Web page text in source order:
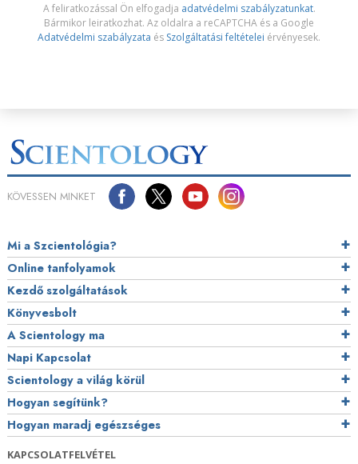
A feliratkozással Ön elfogadja adatvédelmi szabályzatunkat.
Bármikor leiratkozhat. Az oldalra a reCAPTCHA és a Google
Adatvédelmi szabályzata és Szolgáltatási feltételei érvényesek.
KÖVESSEN MINKET
Mi a Szcientológia?
Online tanfolyamok
Kezdő szolgáltatások
Könyvesbolt
A Scientology ma
Napi Kapcsolat
Scientology a világ körül
Hogyan segítünk?
Hogyan maradj egészséges
KAPCSOLATFELVÉTEL